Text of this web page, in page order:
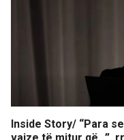
Inside Story/ “Para